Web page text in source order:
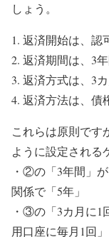
しょう。
返済開始は、認
返済期間は、3
返済方式は、3
返済方法は、債
これらは原則で
ように設定される
・②の「3年間」
関係で「5年」
・③の「3カ月に1
用口座に毎月1回」